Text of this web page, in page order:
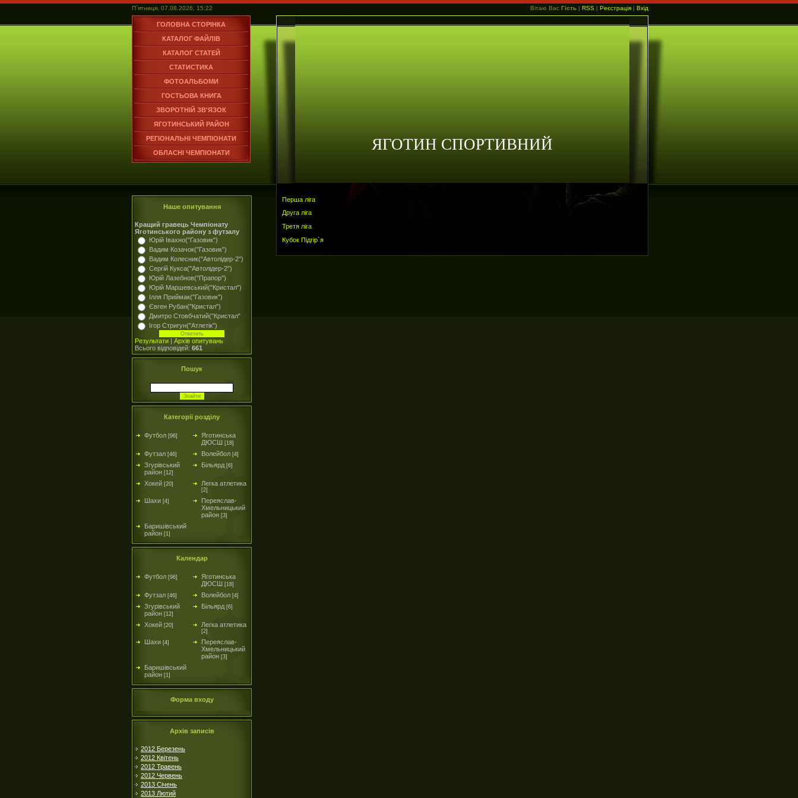
П`ятниця, 07.08.2026, 15:22 Вітаю Вас Гість | RSS | Реєстрація | Вхід
ГОЛОВНА СТОРІНКА
КАТАЛОГ ФАЙЛІВ
КАТАЛОГ СТАТЕЙ
СТАТИСТИКА
ФОТОАЛЬБОМИ
ГОСТЬОВА КНИГА
ЗВОРОТНІЙ ЗВ'ЯЗОК
ЯГОТИНСЬКИЙ РАЙОН
РЕГІОНАЛЬНІ ЧЕМПІОНАТИ
ОБЛАСНІ ЧЕМПІОНАТИ
ЯГОТИН СПОРТИВНИЙ
Наше опитування
Кращий гравець Чемпіонату
Яготинського району з футзалу
Юрій Івахно("Газовик")
Вадим Козачок("Газовик")
Вадим Колесник("Автолідер-2")
Сергій Кукса("Автолідер-2")
Юрій Лазебнов("Прапор")
Юрій Маршевський("Кристал")
Ілля Приймак("Газовик")
Євген Рубан("Кристал")
Дмитро Стовбчатий("Кристал"
Ігор Стригун("Атлетік")
Результати | Архів опитувань
Всього відповідей: 661
Пошук
Категорії розділу
Футбол [96]
Яготинська
ДЮСШ [18]
Футзал [46] Волейбол [4]
Згурівський
район [12]
Більярд [6]
Хокей [20] Легка атлетика
[2]
Шахи [4]
Переяслав-
Хмельницький
район [3]
Баришівський
район [1]
Календар
Футбол [96]
Яготинська
ДЮСШ [18]
Футзал [46] Волейбол [4]
Згурівський
район [12]
Більярд [6]
Хокей [20] Легка атлетика
[2]
Шахи [4]
Переяслав-
Хмельницький
район [3]
Баришівський
район [1]
Форма входу
Архів записів
2012 Березень
2012 Квітень
2012 Травень
2012 Червень
2013 Січень
2013 Лютий
Перша ліга
Друга ліга
Третя ліга
Кубок Підгір`я